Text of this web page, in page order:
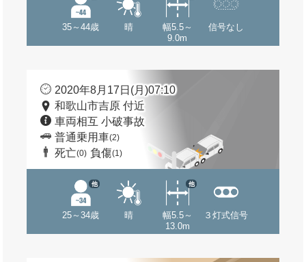
35～44歳 晴
幅5.5～
9.0m
信号なし
2020年8月17日(月)07:10
和歌山市吉原 付近
車両相互 小破事故
普通乗用車(2)
死亡(0) 負傷(1)
25～34歳
他
晴
幅5.5～
13.0m
他
３灯式信号